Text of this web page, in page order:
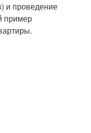
и проведение
пример